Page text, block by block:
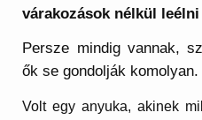
várakozások nélkül
Persze mindig vannak,
ők se gondolják komolyan.
Volt egy anyuka, akinek